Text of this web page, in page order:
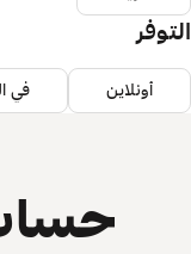
التوفر
أونلاين في